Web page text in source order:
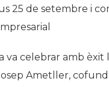
25 de setembre i
va celebrar amb
Ametller,